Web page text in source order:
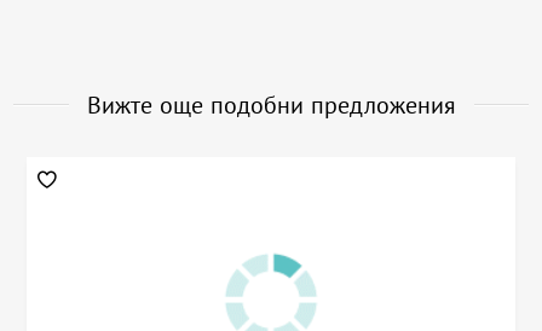
Вижте още подобни предложения